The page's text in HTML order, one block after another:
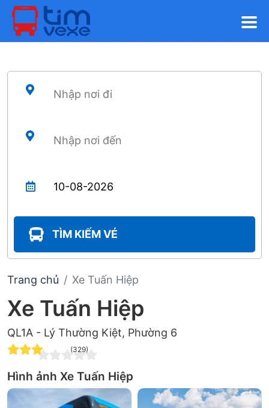
TÌM KIẾM VÉ
Trang chủ Xe Tuấn Hiệp
Xe Tuấn Hiệp
QL1A - Lý Thường Kiệt, Phường 6
(329)
Hình ảnh Xe Tuấn Hiệp